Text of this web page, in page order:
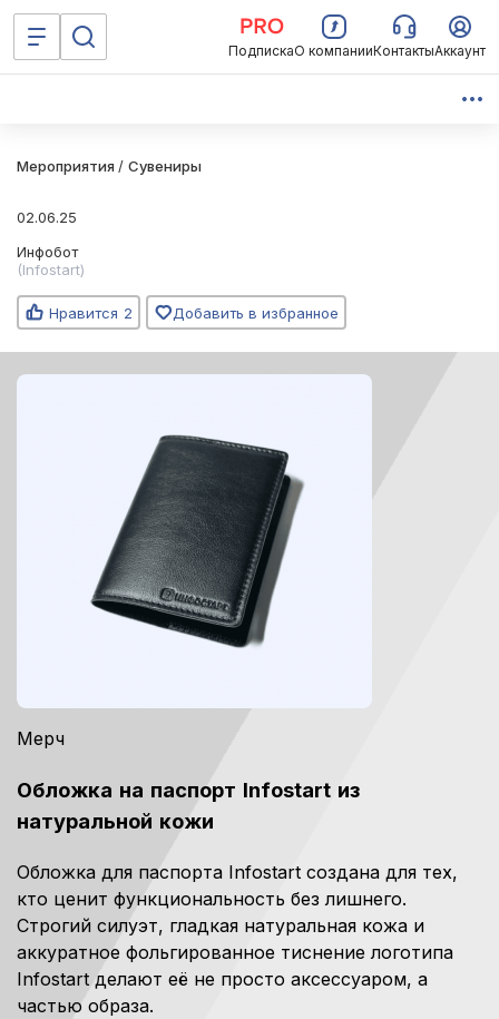
ПодпискаО компанииКонтактыАккаунт
Мероприятия / Сувениры
02.06.25
Инфобот
(Infostart)
Нравится 2 Добавить в избранное
Мерч
Обложка на паспорт Infostart из
натуральной кожи
Обложка для паспорта Infostart создана для тех,
кто ценит функциональность без лишнего.
Строгий силуэт, гладкая натуральная кожа и
аккуратное фольгированное тиснение логотипа
Infostart делают её не просто аксессуаром, а
частью образа.